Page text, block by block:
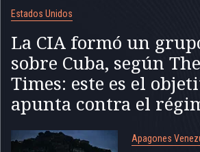
Estados Unidos
La CIA formó un
sobre Cuba, según
Times: este es el
apunta contra el
Apagones